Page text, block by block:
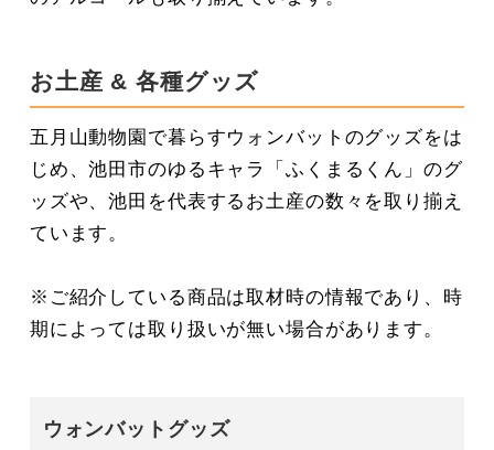
お土産 & 各種グッズ
五月山動物園で暮らすウォンバットのグッズをは
じめ、池田市のゆるキャラ「ふくまるくん」のグ
ッズや、池田を代表するお土産の数々を取り揃え
ています。
※ご紹介している商品は取材時の情報であり、時
期によっては取り扱いが無い場合があります。
ウォンバットグッズ